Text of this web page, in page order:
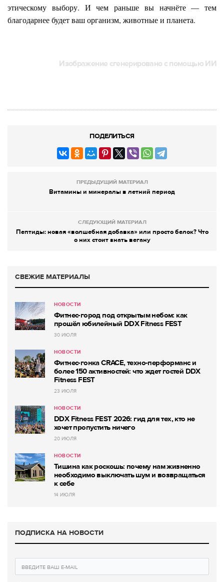
этическому выбору. И чем раньше вы начнёте — тем
благодарнее будет ваш организм, животные и планета.
Изображение сгенерировано с помощью ИИ
ПОДЕЛИТЬСЯ
ПРЕДЫДУЩИЙ МАТЕРИАЛ
Витамины и минералы в летний период
СЛЕДУЮЩИЙ МАТЕРИАЛ
Пептиды: новая «волшебная добавка» или просто белок? Что
о них стоит знать вегану
СВЕЖИЕ МАТЕРИАЛЫ
НОВОСТИ
Фитнес-город под открытым небом: как
прошёл юбилейный DDX Fitness FEST
30 ИЮЛЯ
НОВОСТИ
Фитнес-гонка CRACE, техно-перформанс и
более 150 активностей: что ждет гостей DDX
Fitness FEST
23 ИЮЛЯ
НОВОСТИ
DDX Fitness FEST 2026: гид для тех, кто не
хочет пропустить ничего
20 ИЮЛЯ
НОВОСТИ
Тишина как роскошь: почему нам жизненно
необходимо выключать шум и возвращаться
к себе
14 ИЮЛЯ
ПОДПИСКА НА НОВОСТИ